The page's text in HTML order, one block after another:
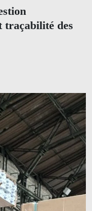
traçabilité des